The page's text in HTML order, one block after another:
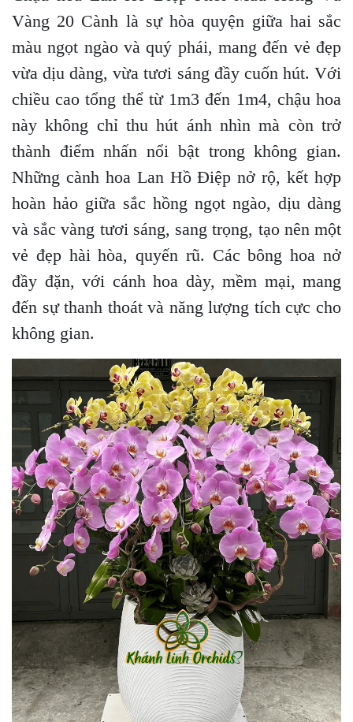
Vàng 20 Cành là sự hòa quyện giữa hai sắc
màu ngọt ngào và quý phái, mang đến vẻ đẹp
vừa dịu dàng, vừa tươi sáng đầy cuốn hút. Với
chiều cao tổng thể từ 1m3 đến 1m4, chậu hoa
này không chỉ thu hút ánh nhìn mà còn trở
thành điểm nhấn nổi bật trong không gian.
Những cành hoa Lan Hồ Điệp nở rộ, kết hợp
hoàn hảo giữa sắc hồng ngọt ngào, dịu dàng
và sắc vàng tươi sáng, sang trọng, tạo nên một
vẻ đẹp hài hòa, quyến rũ. Các bông hoa nở
đầy đặn, với cánh hoa dày, mềm mại, mang
đến sự thanh thoát và năng lượng tích cực cho
không gian.